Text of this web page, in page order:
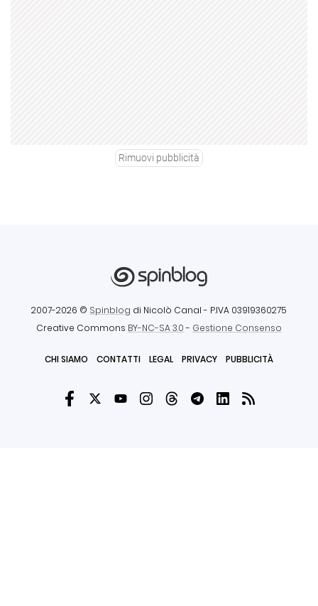
Rimuovi pubblicità
2007-2026 © Spinblog di Nicolò Canal - P.IVA 03919360275
Creative Commons BY-NC-SA 3.0- Gestione Consenso
CHI SIAMO CONTATTI LEGAL PRIVACY PUBBLICITÀ